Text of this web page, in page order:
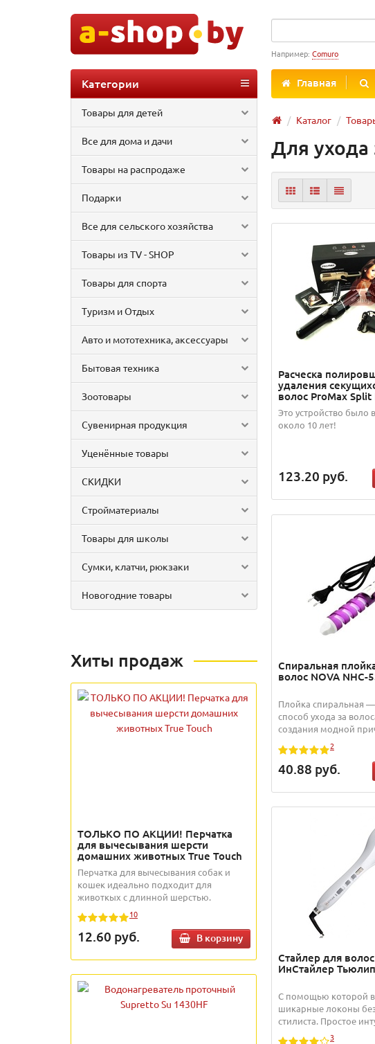
Например: Comuro
Главная
Категории
Товары для детей
Все для дома и дачи
Товары на распродаже
Подарки
Все для сельского хозяйства
Товары из TV - SHOP
Товары для спорта
Туризм и Отдых
Авто и мототехника, аксессуары
Бытовая техника
Зоотовары
Сувенирная продукция
Уценённые товары
СКИДКИ
Стройматериалы
Товары для школы
Сумки, клатчи, рюкзаки
Новогодние товары
Каталог
Хиты продаж
ТОЛЬКО ПО АКЦИИ! Перчатка
для вычесывания шерсти
домашних животных True Touch
Перчатка для вычесывания собак и
кошек идеально подходит для
животкых с длинной шерстью.
10
12.60 руб. В корзину
Для ухода
Расческа
удаления
волос ProMax Split
Это устройство было
около 10 лет!
123.20 руб.
Спиральная
волос NOVA NHC-
Плойка спиральная
способ ухода за
создания модной
2
40.88 руб.
Стайлер для
ИнСтайлер Тьюлип
С помощью которой
шикарные локоны
стилиста. Простое
3